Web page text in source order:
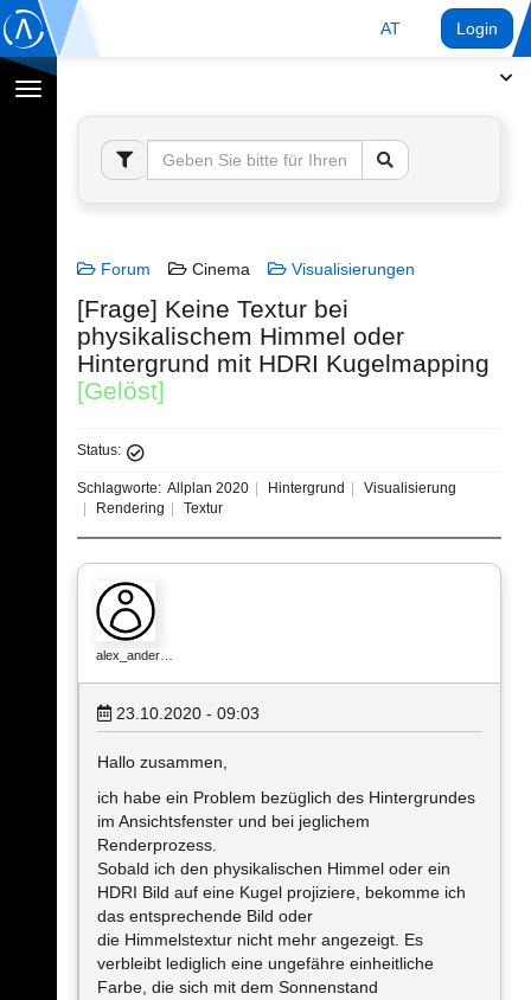
AT Login
Navigation
umschalten
Forum Cinema Visualisierungen
[Frage] Keine Textur bei
physikalischem Himmel oder
Hintergrund mit HDRI Kugelmapping
[Gelöst]
Status:
Schlagworte: Allplan 2020 Hintergrund
Visualisierung
Rendering
Textur
alex_ander…
23.10.2020 - 09:03
Hallo zusammen,
ich habe ein Problem bezüglich des Hintergrundes
im Ansichtsfenster und bei jeglichem
Renderprozess.
Sobald ich den physikalischen Himmel oder ein
HDRI Bild auf eine Kugel projiziere, bekomme ich
das entsprechende Bild oder
die Himmelstextur nicht mehr angezeigt. Es
verbleibt lediglich eine ungefähre einheitliche
Farbe, die sich mit dem Sonnenstand